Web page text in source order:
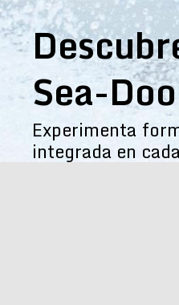
Sea-
Experimenta
integrada en